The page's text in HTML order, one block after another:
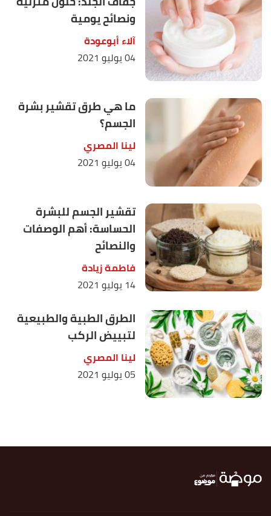
ونصائح يومية
آلاء أبوعودة
04 يوليو 2021
ما هي طرق تقشير بشرة
الجسم؟
لينا المصري
04 يوليو 2021
تقشير الجسم للبشرة
الحساسة: أهم الوصفات
والنصائح
فاطمة زيادة
14 يوليو 2021
الطرق الطبية والطبيعية
لتبييض الركب
لينا المصري
05 يوليو 2021